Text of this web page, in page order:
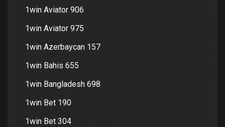
1win Aviator 906
1win Aviator 975
1win Azerbaycan 157
1win Bahis 655
1win Bangladesh 698
1win Bet 190
1win Bet 304